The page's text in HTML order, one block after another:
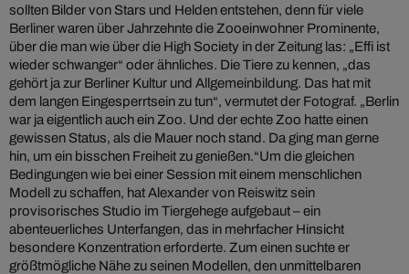
sollten Bilder von Stars und Helden entstehen, denn für viele
Berliner waren über Jahrzehnte die Zooeinwohner Prominente,
über die man wie über die High Society in der Zeitung las: „Effi ist
wieder schwanger“ oder ähnliches. Die Tiere zu kennen, „das
gehört ja zur Berliner Kultur und Allgemeinbildung. Das hat mit
dem langen Eingesperrtsein zu tun“, vermutet der Fotograf. „Berlin
war ja eigentlich auch ein Zoo. Und der echte Zoo hatte einen
gewissen Status, als die Mauer noch stand. Da ging man gerne
hin, um ein bisschen Freiheit zu genießen.“Um die gleichen
Bedingungen wie bei einer Session mit einem menschlichen
Modell zu schaffen, hat Alexander von Reiswitz sein
provisorisches Studio im Tiergehege aufgebaut – ein
abenteuerliches Unterfangen, das in mehrfacher Hinsicht
besondere Konzentration erforderte. Zum einen suchte er
größtmögliche Nähe zu seinen Modellen, den unmittelbaren